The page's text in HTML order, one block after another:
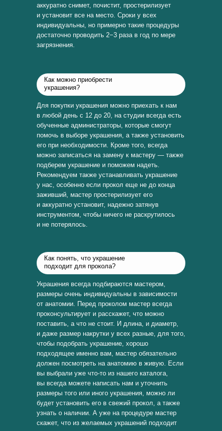
аккуратно снимет, почистит, простерилизует
и установит все на место. Сроки у всех
индивидуальны, но примерно такие процедуры
достаточно проводить 2−3 раза в год по мере
загрязнения.
Как можно приобрести
украшения?
Для покупки украшения можно приехать к нам
в любой день с 12 до 20, на студии всегда есть
обученные администраторы, которые смогут
помочь в выборе украшения, а также установить
его при необходимости. Кроме того, всегда
можно записаться на замену к мастеру — также
подберем украшение и поможем надеть.
Рекомендуем также устанавливать украшение
у нас, особенно если прокол еще не до конца
заживший, мастер простерилизует его
и аккуратно установит, надежно затянув
инструментом, чтобы ничего не раскрутилось
и не потерялось.
Как понять, что украшение
подходит для прокола?
Украшения всегда подбираются мастером,
размеры очень индивидуальны в зависимости
от анатомии. Перед проколом мастер всегда
проконсультирует и расскажет, что можно
поставить, а что не стоит. И длина, и диаметр,
и даже размер накрутки у всех разные, для того,
чтобы подобрать украшение, хорошо
подходящее именно вам, мастер обязательно
должен посмотреть на анатомию в живую. Если
вы выбрали уже что-то из нашего каталога,
вы всегда можете написать нам и уточнить
размеры того или иного украшения, можно ли
будет установить его в свежий прокол, а также
узнать о наличии. А уже на процедуре мастер
скажет, что из желаемых украшений подходит